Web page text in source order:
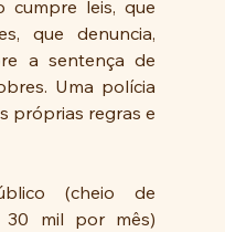
cumpre leis, que
que denuncia,
a sentença de
Uma polícia
próprias regras e
(cheio de
30 mil por mês)